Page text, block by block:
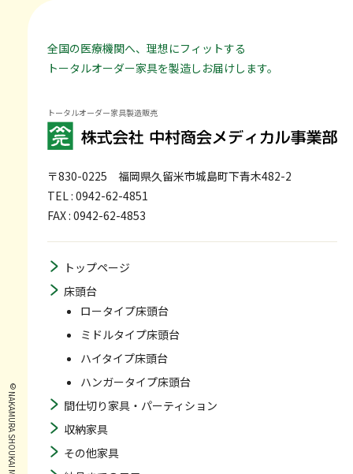
全国の医療機関へ、理想にフィットする
トータルオーダー家具を製造しお届けします。
トータルオーダー家具製造販売
〒830-0225 福岡県久留米市城島町下青木482-2
TEL : 0942-62-4851
FAX : 0942-62-4853
トップページ
床頭台
ロータイプ床頭台
ミドルタイプ床頭台
ハイタイプ床頭台
ハンガータイプ床頭台
間仕切り家具・パーティション
収納家具
その他家具